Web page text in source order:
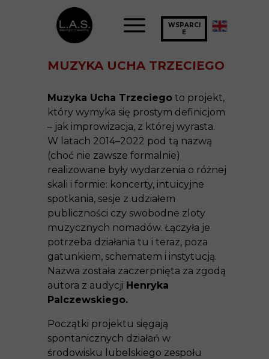
WSPARCI
E
MUZYKA UCHA TRZECIEGO
Muzyka Ucha Trzeciego to projekt,
który wymyka się prostym definicjom
– jak improwizacja, z której wyrasta.
W latach 2014–2022 pod tą nazwą
(choć nie zawsze formalnie)
realizowane były wydarzenia o różnej
skali i formie: koncerty, intuicyjne
spotkania, sesje z udziałem
publiczności czy swobodne zloty
muzycznych nomadów. Łączyła je
potrzeba działania tu i teraz, poza
gatunkiem, schematem i instytucją.
Nazwa została zaczerpnięta za zgodą
autora z audycji Henryka
Palczewskiego.
Początki projektu sięgają
spontanicznych działań w
środowisku lubelskiego zespołu